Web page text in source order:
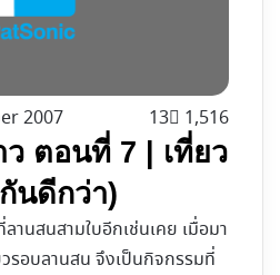
2007 13 1,516
ว ตอนที่ 7 | เที่ยว
นดีกว่า)
นสนสามใบอีกเช่นเคย เมื่อมา
รอบลานสน จึงเป็นกิจกรรมที่